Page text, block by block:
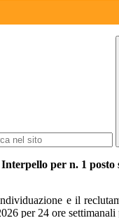
Interpello per n. 1 posto
e il
per 24 ore